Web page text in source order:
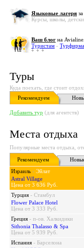
Языковые лагеря
Курсы, школы,
Ваш блог на
Туристам -
Туры
Куда поехать, где стоит
Рекомендуем
Добавить тур (для агентств)
Места отдыха
Популярные места отдыха,
Рекомендуем
Израиль - Эйлат
Astral Village
Цена от 3 636 Руб.
Турция - Стамбул
Flower Palace Hotel
Цена от 3 333 Руб.
Греция - п-ов. Халкидики
Sithonia Thalasso & Spa
Цена от 5 939 Руб.
Испания - Барселона